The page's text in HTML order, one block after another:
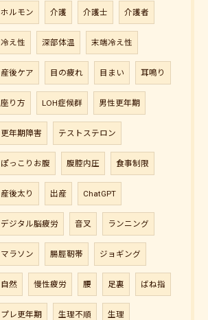
ホルモン 介護 介護士 介護者
冷え性 深部体温 末端冷え性
産後ケア 目の疲れ 目まい 耳鳴り
座り方 LOH症候群 男性更年期
更年期障害 テストステロン
ぽっこりお腹 腹腔内圧 食事制限
産後太り 出産 ChatGPT
デジタル脳疲労 音叉 ランニング
マラソン 腸脛靭帯 ジョギング
自然 慢性疲労 腰 足裏 ばね指
プレ更年期 生理不順 生理